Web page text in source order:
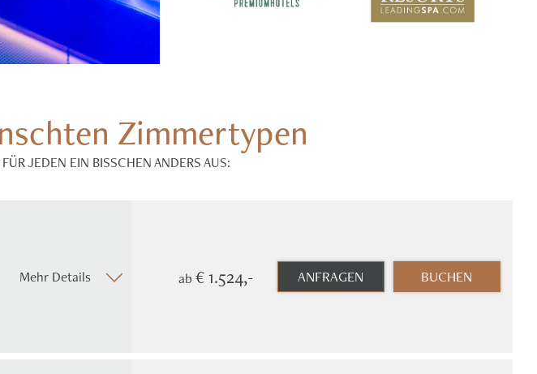
Zimmertypen
JEDEN EIN BISSCHEN ANDERS AUS:
Mehr Details ab € 1.524,- ANFRAGEN BUCHEN